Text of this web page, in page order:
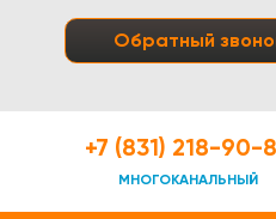
Обратный
+7 (831) 218-90-
МНОГОКАНАЛЬНЫЙ